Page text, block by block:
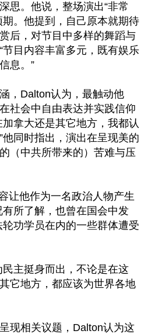
思。他说，整场演出“非常
期。他提到，自己原本就期待
后，对节目中多样的舞蹈与
节目内容丰富多元，既有娱乐
息。”
，Dalton认为，最触动他
社会中自由表达并实践信仰
拿大还是其它地方，我都认
他同时指出，演出在呈现美的
（中共所带来的）苦难与压
让他作为一名政治人物产生
所了解，也曾在国会中发
轮功学员在内的一些群体遭受
主挺身而出，不论是在这
它地方，都应该为世界各地
现相关议题，Dalton认为这